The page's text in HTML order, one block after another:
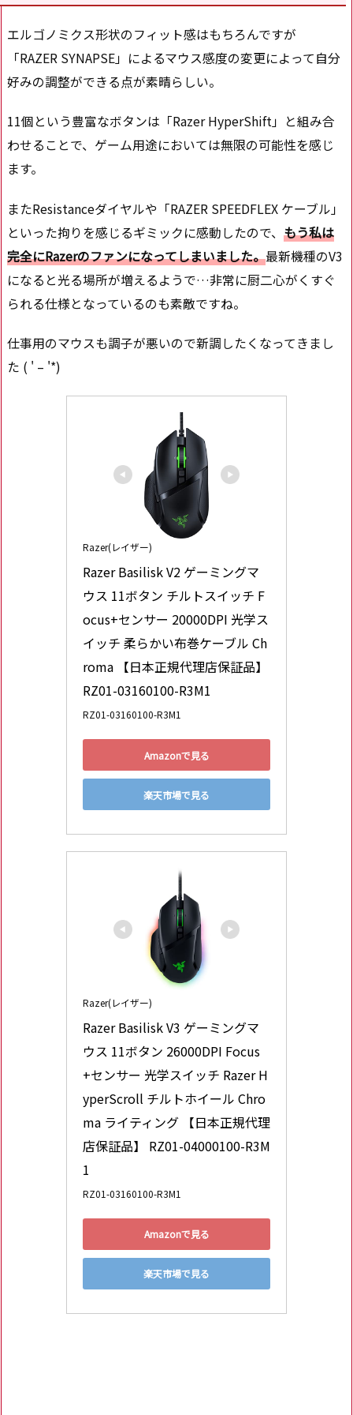
エルゴノミクス形状のフィット感はもちろんですが
「RAZER SYNAPSE」によるマウス感度の変更によって自分
好みの調整ができる点が素晴らしい。
11個という豊富なボタンは「Razer HyperShift」と組み合
わせることで、ゲーム用途においては無限の可能性を感じ
ます。
またResistanceダイヤルや「RAZER SPEEDFLEX ケーブル」
といった拘りを感じるギミックに感動したので、 もう私は
完全にRazerのファンになってしまいました。最新機種のV3
になると光る場所が増えるようで…非常に厨二心がくすぐ
られる仕様となっているのも素敵ですね。
仕事用のマウスも調子が悪いので新調したくなってきまし
た ( ' – '*)
Razer(レイザー)
Razer Basilisk V2 ゲーミングマ
ウス 11ボタン チルトスイッチ F
ocus+センサー 20000DPI 光学ス
イッチ 柔らかい布巻ケーブル Ch
roma 【日本正規代理店保証品】
RZ01-03160100-R3M1
RZ01-03160100-R3M1
Amazonで見る
楽天市場で見る
Razer(レイザー)
Razer Basilisk V3 ゲーミングマ
ウス 11ボタン 26000DPI Focus
+センサー 光学スイッチ Razer H
yperScroll チルトホイール Chro
ma ライティング 【日本正規代理
店保証品】 RZ01-04000100-R3M
1
RZ01-03160100-R3M1
Amazonで見る
楽天市場で見る